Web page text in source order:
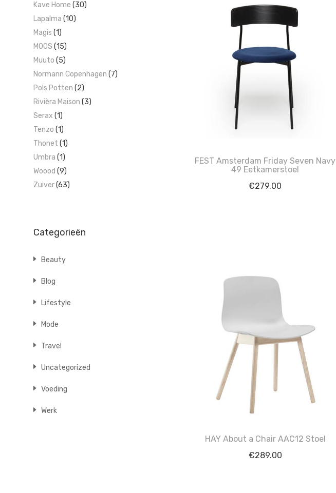
FEST Amsterdam Friday Seven Navy
49 Eetkamerstoel
€279.00
HAY About a Chair AAC12 Stoel
€289.00
Kave Home (30)
Lapalma (10)
Magis (1)
MOOS (15)
Muuto (5)
Normann Copenhagen (7)
Pols Potten (2)
Rivièra Maison (3)
Serax (1)
Tenzo (1)
Thonet (1)
Umbra (1)
Woood (9)
Zuiver(63)
Categorieën
Beauty
Blog
Lifestyle
Mode
Travel
Uncategorized
Voeding
Werk